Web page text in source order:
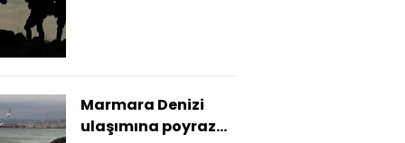
Marmara Denizi
ulaşımına poyraz